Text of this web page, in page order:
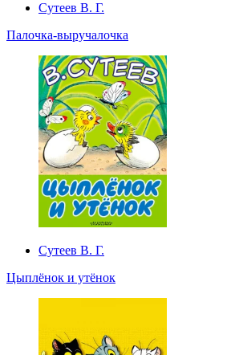
Сутеев В. Г.
Палочка-выручалочка
Сутеев В. Г.
Цыплёнок и утёнок